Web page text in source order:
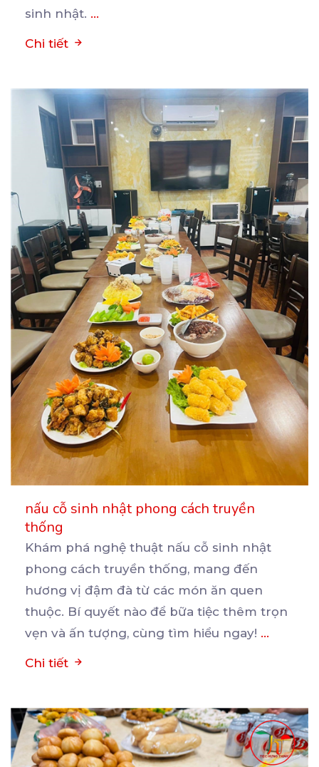
sinh nhật. ...
Chi tiết
nấu cỗ sinh nhật phong cách truyền
thống
Khám phá nghệ thuật nấu cỗ sinh nhật
phong cách truyền thống, mang đến
hương vị đậm đà từ các món ăn quen
thuộc. Bí quyết nào để bữa tiệc thêm trọn
vẹn và ấn tượng, cùng tìm hiểu ngay! ...
Chi tiết